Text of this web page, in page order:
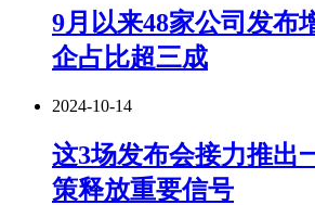
9月以来48家公司发布
企占比超三成
2024-10-14
这3场发布会接力推出
策释放重要信号